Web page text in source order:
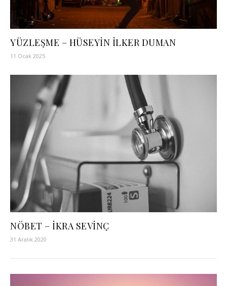
YÜZLEŞME – HÜSEYİN İLKER DUMAN
11 Ocak 2025
NÖBET – İKRA SEVİNÇ
31 Aralık 2020